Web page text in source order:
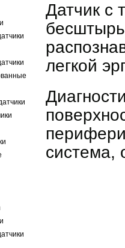
Датчик с
легкой
система,